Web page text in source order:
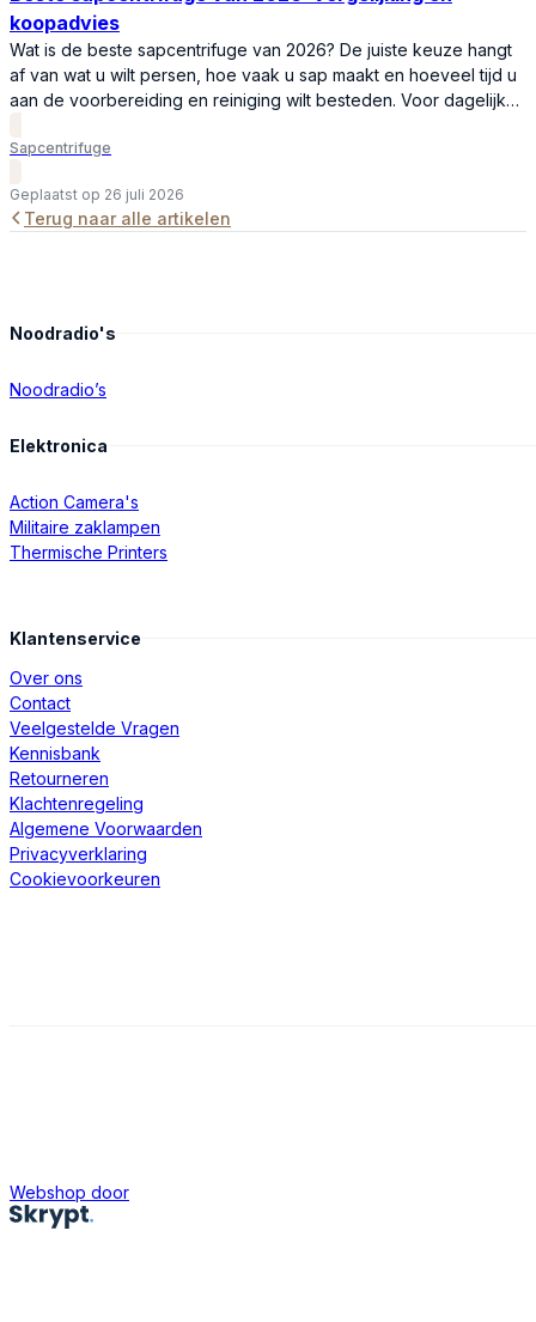
koopadvies
Wat is de beste sapcentrifuge van 2026? De juiste keuze hangt
af van wat u wilt persen, hoe vaak u sap maakt en hoeveel tijd u
aan de voorbereiding en reiniging wilt besteden. Voor dagelijks
snelheden, een grote vulopening en een ruime pulpcontainer
Sapcentrifuge
Geplaatst op 26 juli 2026
Terug naar alle artikelen
Noodradio's
Noodradio’s
Elektronica
Action Camera's
Militaire zaklampen
Thermische Printers
Klantenservice
Over ons
Contact
Veelgestelde Vragen
Kennisbank
Retourneren
Klachtenregeling
Algemene Voorwaarden
Privacyverklaring
Cookievoorkeuren
Webshop door